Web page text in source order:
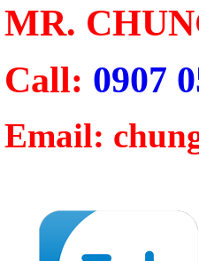
MR.
Call: 0907
Email: